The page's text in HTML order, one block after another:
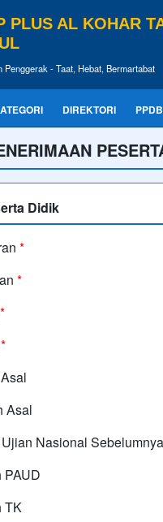
PLUS AL KOHAR
Penggerak - Taat, Hebat, Bermartabat
DIREKTORI
Didik
*
*
*
*
Asal
Nasional Sebelumnya
PAUD
TK